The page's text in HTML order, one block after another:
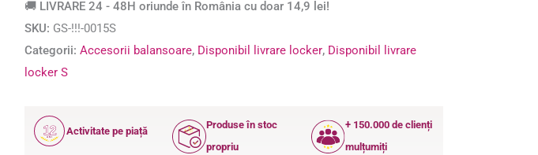
🚚 LIVRARE 24 - 48H oriunde în România cu doar 14,9 lei!
SKU: GS-!!!-0015S
Categorii:Accesorii balansoare, Disponibil livrare locker, Disponibil livrare
locker S
12
ANI
Activitate pe piață
Produse în stoc
propriu
+ 150.000 de clienți
mulțumiți